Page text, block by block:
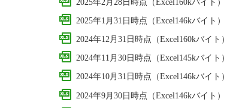
2025年1月31日時点（Excel146kバイト）
2024年12月31日時点（Excel160kバイト）
2024年11月30日時点（Excel145kバイト）
2024年10月31日時点（Excel146kバイト）
2024年9月30日時点（Excel146kバイト）